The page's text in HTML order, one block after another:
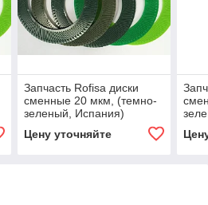
Запчасть Rofisa диски
сменные 20 мкм, (темно-
зеленый, Испания)
Цену уточняйте